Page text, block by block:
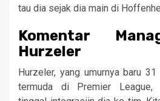
tau dia sejak dia main di
Komentar
Hurzeler
Hurzeler, yang umurnya baru
termuda di Premier League,